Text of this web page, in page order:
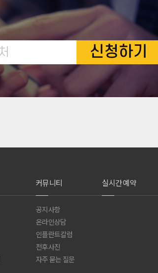
신청하기
커뮤니티
공지사항
온라인상담
인플란트칼럼
전후사진
자주 묻는 질문
실시간 예약